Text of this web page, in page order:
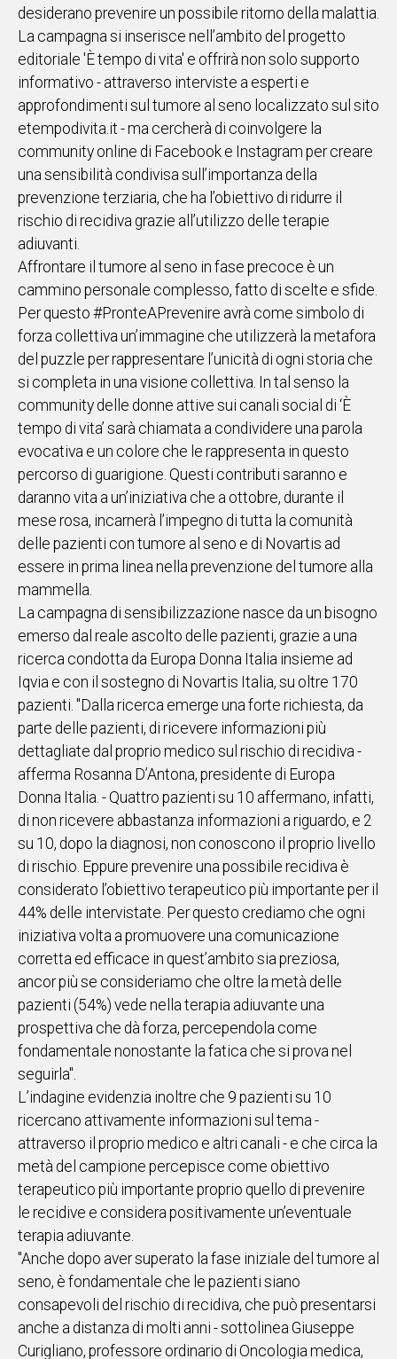
Vai
UNISCITI
AL CANALE
WHATSAPP
Social
desiderano prevenire un possibile ritorno della malattia.
La campagna si inserisce nell’ambito del progetto
editoriale 'È tempo di vita' e offrirà non solo supporto
informativo - attraverso interviste a esperti e
approfondimenti sul tumore al seno localizzato sul sito
etempodivita.it - ma cercherà di coinvolgere la
community online di Facebook e Instagram per creare
una sensibilità condivisa sull’importanza della
prevenzione terziaria, che ha l’obiettivo di ridurre il
rischio di recidiva grazie all’utilizzo delle terapie
adiuvanti.
Affrontare il tumore al seno in fase precoce è un
cammino personale complesso, fatto di scelte e sfide.
Per questo #PronteAPrevenire avrà come simbolo di
forza collettiva un’immagine che utilizzerà la metafora
del puzzle per rappresentare l’unicità di ogni storia che
si completa in una visione collettiva. In tal senso la
community delle donne attive sui canali social di ‘È
tempo di vita’ sarà chiamata a condividere una parola
evocativa e un colore che le rappresenta in questo
percorso di guarigione. Questi contributi saranno e
daranno vita a un’iniziativa che a ottobre, durante il
mese rosa, incarnerà l’impegno di tutta la comunità
delle pazienti con tumore al seno e di Novartis ad
essere in prima linea nella prevenzione del tumore alla
mammella.
La campagna di sensibilizzazione nasce da un bisogno
emerso dal reale ascolto delle pazienti, grazie a una
ricerca condotta da Europa Donna Italia insieme ad
Iqvia e con il sostegno di Novartis Italia, su oltre 170
pazienti. "Dalla ricerca emerge una forte richiesta, da
parte delle pazienti, di ricevere informazioni più
dettagliate dal proprio medico sul rischio di recidiva -
afferma Rosanna D’Antona, presidente di Europa
Donna Italia. - Quattro pazienti su 10 affermano, infatti,
di non ricevere abbastanza informazioni a riguardo, e 2
su 10, dopo la diagnosi, non conoscono il proprio livello
di rischio. Eppure prevenire una possibile recidiva è
considerato l’obiettivo terapeutico più importante per il
44% delle intervistate. Per questo crediamo che ogni
iniziativa volta a promuovere una comunicazione
corretta ed efficace in quest’ambito sia preziosa,
ancor più se consideriamo che oltre la metà delle
pazienti (54%) vede nella terapia adiuvante una
prospettiva che dà forza, percependola come
fondamentale nonostante la fatica che si prova nel
seguirla".
L’indagine evidenzia inoltre che 9 pazienti su 10
ricercano attivamente informazioni sul tema -
attraverso il proprio medico e altri canali - e che circa la
metà del campione percepisce come obiettivo
terapeutico più importante proprio quello di prevenire
le recidive e considera positivamente un’eventuale
terapia adiuvante.
"Anche dopo aver superato la fase iniziale del tumore al
seno, è fondamentale che le pazienti siano
consapevoli del rischio di recidiva, che può presentarsi
anche a distanza di molti anni - sottolinea Giuseppe
Curigliano, professore ordinario di Oncologia medica,